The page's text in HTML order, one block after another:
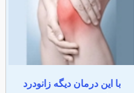
با این درمان دیگه زانودرد